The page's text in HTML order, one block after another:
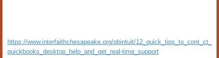
https://www.interfaithchesapeake.org/qbintuit/12_quick_tips_to_cont_ct_
quickbooks_desktop_help_and_get_real-time_support